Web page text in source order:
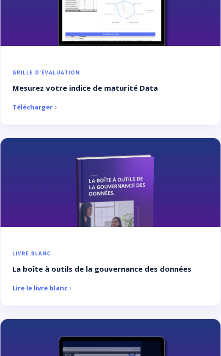
GRILLE D'ÉVALUATION
Mesurez votre indice de maturité Data
Télécharger
LIVRE BLANC
La boîte à outils de la gouvernance des données
Lire le livre blanc